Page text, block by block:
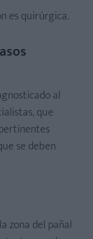
es quirúrgica.
al
que
se deben
zona del pañal